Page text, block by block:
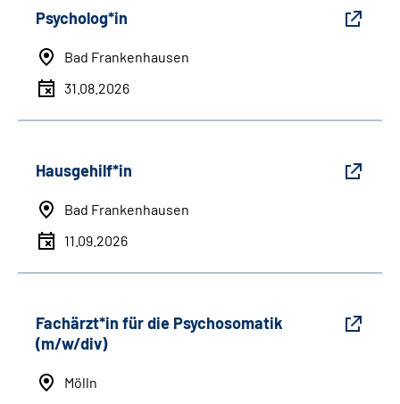
Psycholog*in
Bad Frankenhausen
31.08.2026
Hausgehilf*in
Bad Frankenhausen
11.09.2026
Fachärzt*in für die Psychosomatik
(m/w/div)
Mölln